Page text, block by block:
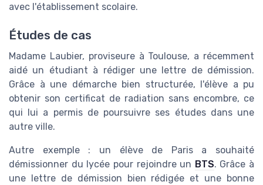
avec l'établissement scolaire.
Études de cas
Madame Laubier, proviseure à Toulouse, a récemment
aidé un étudiant à rédiger une lettre de démission.
Grâce à une démarche bien structurée, l'élève a pu
obtenir son certificat de radiation sans encombre, ce
qui lui a permis de poursuivre ses études dans une
autre ville.
Autre exemple : un élève de Paris a souhaité
démissionner du lycée pour rejoindre un BTS. Grâce à
une lettre de démission bien rédigée et une bonne